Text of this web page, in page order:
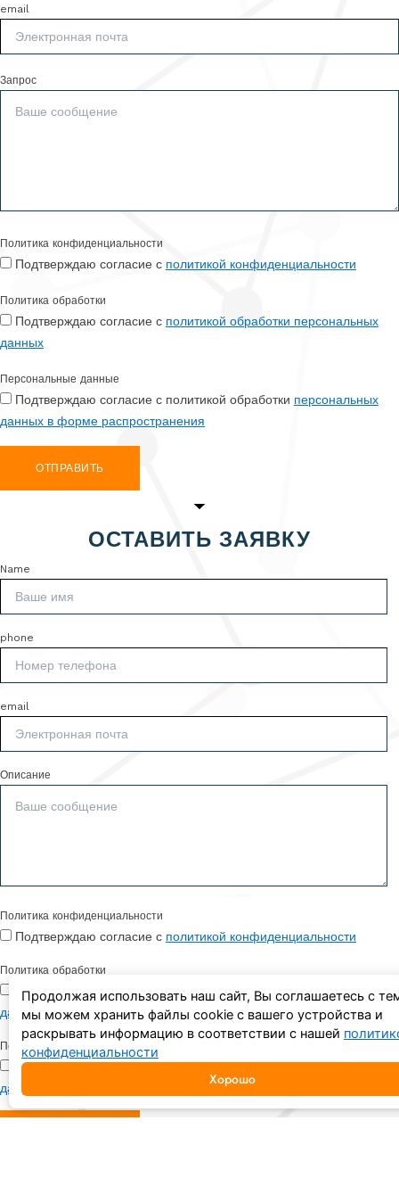
Продолжая использовать наш сайт, Вы соглашаетесь с
мы можем хранить файлы cookie с вашего устройства и
раскрывать информацию в соответствии с нашей
конфиденциальности
Хорошо
email
Запрос
Политика конфиденциальности
Подтверждаю согласие с политикой конфиденциальности
Политика обработки
Подтверждаю согласие с политикой обработки персональных
данных
Персональные данные
Подтверждаю согласие с политикой обработки персональных
данных в форме распространения
ОТПРАВИТЬ
ОСТАВИТЬ ЗАЯВКУ
Name
phone
email
Описание
Политика конфиденциальности
Подтверждаю согласие с политикой конфиденциальности
Политика обработки
Подтверждаю согласие сполитикой обработки персональных
данных
Персональные данные
Подтверждаю согласие с политикой обработкиперсональных
данных в форме распространения